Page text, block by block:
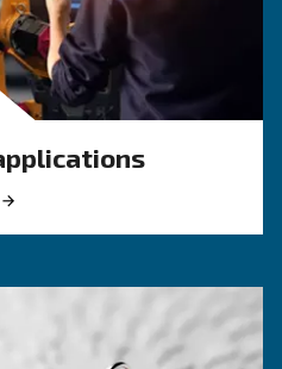
a piston compressor, this
direction. It's also